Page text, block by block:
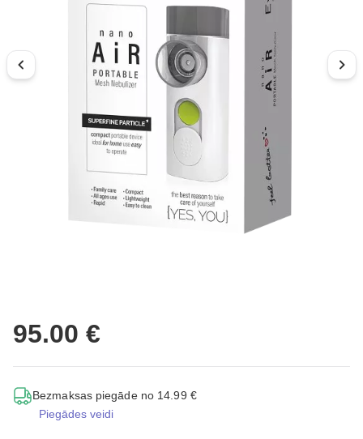
95.00 €
Bezmaksas piegāde no 14.99 €
Piegādes veidi